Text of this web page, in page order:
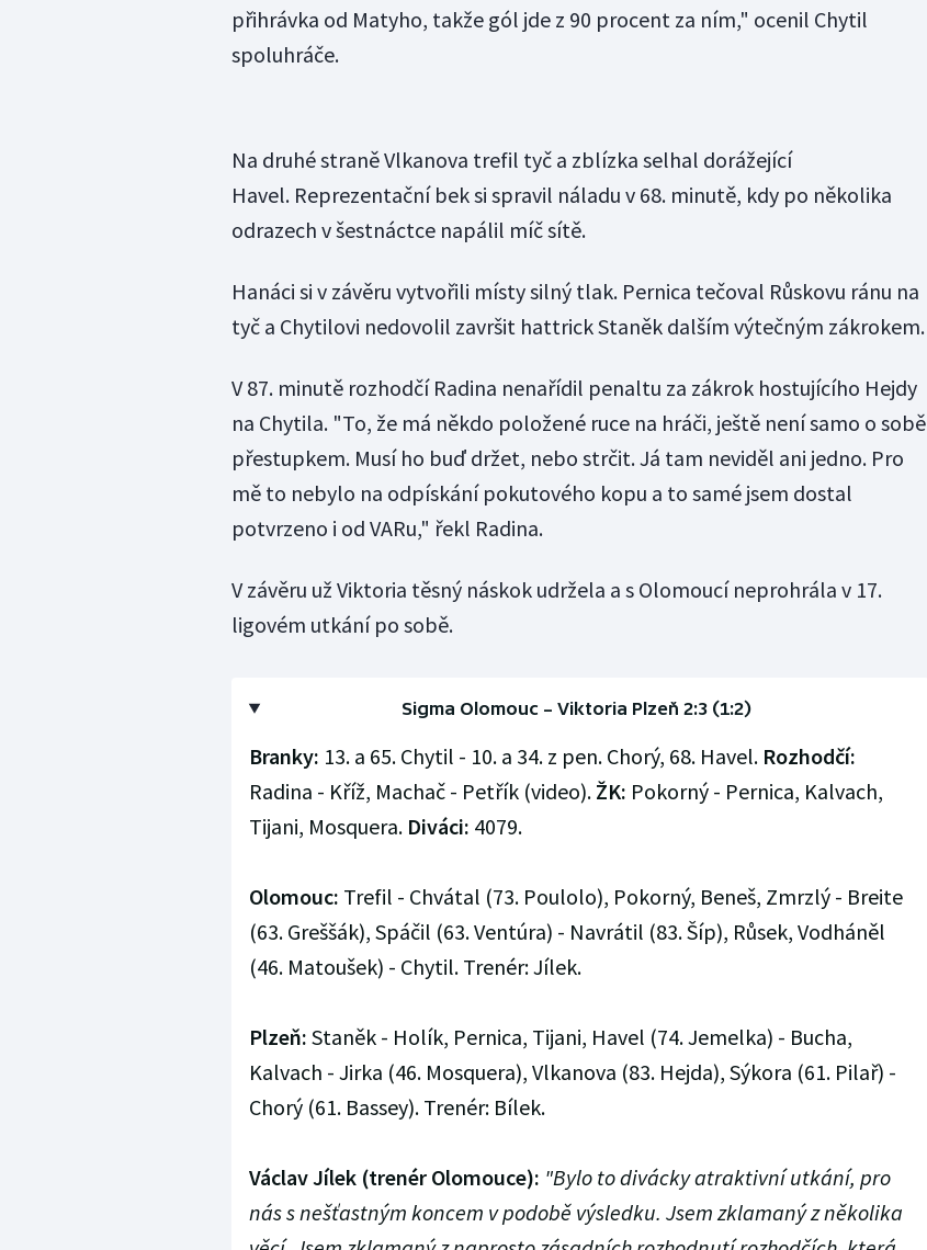
přihrávka od Matyho, takže gól jde z 90 procent za ním," ocenil Chytil
spoluhráče.
Na druhé straně Vlkanova trefil tyč a zblízka selhal dorážející
Havel. Reprezentační bek si spravil náladu v 68. minutě, kdy po několika
odrazech v šestnáctce napálil míč sítě.
Hanáci si v závěru vytvořili místy silný tlak. Pernica tečoval Růskovu ránu na
tyč a Chytilovi nedovolil završit hattrick Staněk dalším výtečným zákrokem.
V 87. minutě rozhodčí Radina nenařídil penaltu za zákrok hostujícího Hejdy
na Chytila. "To, že má někdo položené ruce na hráči, ještě není samo o sobě
přestupkem. Musí ho buď držet, nebo strčit. Já tam neviděl ani jedno. Pro
mě to nebylo na odpískání pokutového kopu a to samé jsem dostal
potvrzeno i od VARu," řekl Radina.
V závěru už Viktoria těsný náskok udržela a s Olomoucí neprohrála v 17.
ligovém utkání po sobě.
Sigma Olomouc – Viktoria Plzeň 2:3 (1:2)
Branky: 13. a 65. Chytil - 10. a 34. z pen. Chorý, 68. Havel. Rozhodčí:
Radina - Kříž, Machač - Petřík (video). ŽK: Pokorný - Pernica, Kalvach,
Tijani, Mosquera. Diváci: 4079.
Olomouc: Trefil - Chvátal (73. Poulolo), Pokorný, Beneš, Zmrzlý - Breite
(63. Greššák), Spáčil (63. Ventúra) - Navrátil (83. Šíp), Růsek, Vodháněl
(46. Matoušek) - Chytil. Trenér: Jílek.
Plzeň: Staněk - Holík, Pernica, Tijani, Havel (74. Jemelka) - Bucha,
Kalvach - Jirka (46. Mosquera), Vlkanova (83. Hejda), Sýkora (61. Pilař) -
Chorý (61. Bassey). Trenér: Bílek.
Václav Jílek (trenér Olomouce): "Bylo to divácky atraktivní utkání, pro
nás s nešťastným koncem v podobě výsledku. Jsem zklamaný z několika